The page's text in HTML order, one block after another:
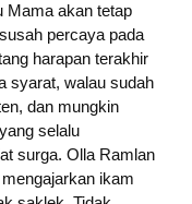
Mama akan tetap
percaya pada
harapan terakhir
syarat, walau sudah
dan mungkin
selalu
surga. Olla Ramlan
ikam